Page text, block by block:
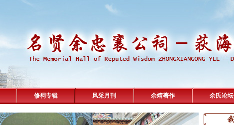
修祠专辑 风采月刊 余靖著作 余氏论坛